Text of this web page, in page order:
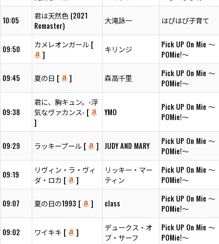
10:05
君は天然色 (2021
Remaster)
大滝詠一 はぴはぴ子育て
09:50
カメレオンガール [
]
キリンジ
Pick UP On Mie ～
POMie!～
09:45 夏の日 [ ] 森高千里
Pick UP On Mie ～
POMie!～
09:38
君に、胸キュン。-浮
気なヴァカンス- [
]
YMO
Pick UP On Mie ～
POMie!～
09:29 ラッキープール [ ] JUDY AND MARY
Pick UP On Mie ～
POMie!～
09:19
リヴィン・ラ・ヴィ
ダ・ロカ [
]
リッキー・マー
ティン
Pick UP On Mie ～
POMie!～
09:07 夏の日の1993 [ ] class
Pick UP On Mie ～
POMie!～
09:02 ワイキキ [ ]
デュークス・オ
ブ・サーフ
Pick UP On Mie ～
POMie!～